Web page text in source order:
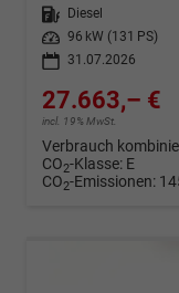
Kraftstoff
Diesel
Leistung
96 kW (131 PS)
31.07.2026
27.663,– €
incl. 19% MwSt.
Verbrauch
CO2-Klasse: E
CO2-Emissionen: